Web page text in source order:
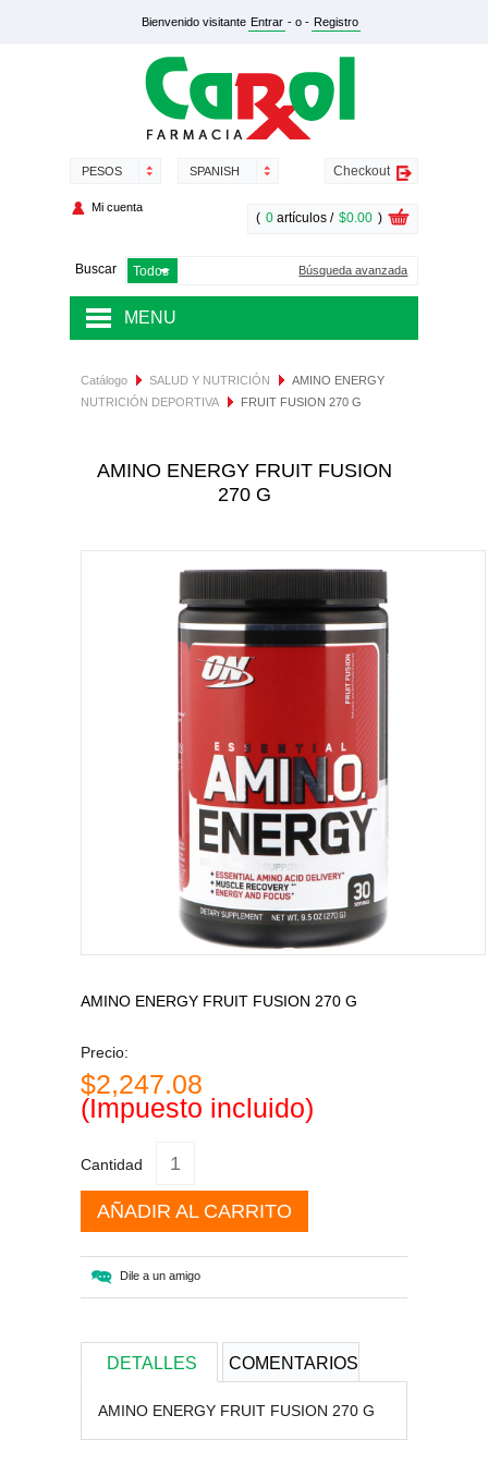
Bienvenido visitante Entrar - o - Registro
SPANISH
PESOS
Mi cuenta
Buscar Búsqueda avanzada
( 0 artículos / $0.00 )
Checkout
MENU
SALUD Y NUTRICIÓN
CUIDADO PERSONAL
TODAS LAS CATEGORÍAS
Catálogo
SALUD Y NUTRICIÓN
NUTRICIÓN DEPORTIVA
AMINO ENERGY
FRUIT FUSION 270 G
AMINO ENERGY FRUIT FUSION
270 G
AMINO ENERGY FRUIT FUSION 270 G
Precio:
$2,247.08
(Impuesto incluido)
Cantidad
AÑADIR AL CARRITO
Dile a un amigo
DETALLES COMENTARIOS
AMINO ENERGY FRUIT FUSION 270 G